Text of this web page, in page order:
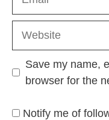
Save my name,
browser for the
Notify me of